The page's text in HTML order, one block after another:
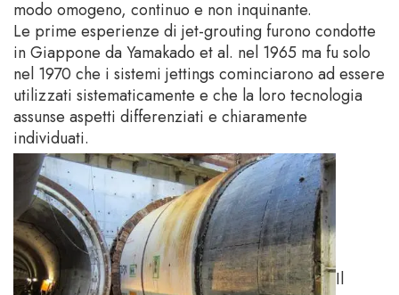
modo omogeno, continuo e non inquinante.
Le prime esperienze di jet-grouting furono condotte
in Giappone da Yamakado et al. nel 1965 ma fu solo
nel 1970 che i sistemi jettings cominciarono ad essere
utilizzati sistematicamente e che la loro tecnologia
assunse aspetti differenziati e chiaramente
individuati.
Il